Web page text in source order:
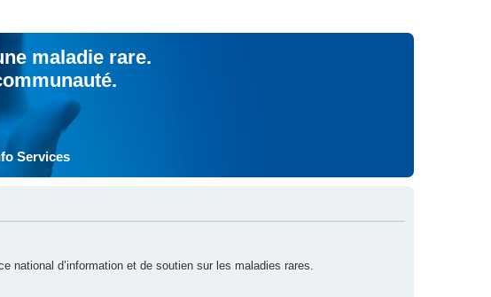
maladie rare.
Services
national d’information et de soutien sur les maladies rares.